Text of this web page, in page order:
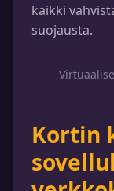
kaikki
suojausta.
Kortin